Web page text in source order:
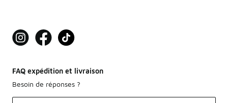
FAQ expédition et livraison
Besoin de réponses ?